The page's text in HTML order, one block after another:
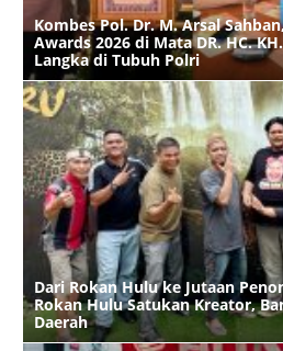
Kombes Pol. Dr. M. Arsal
Awards 2026 di Mata DR. HC.
Langka di Tubuh Polri
Dari Rokan Hulu ke Jutaan
Rokan Hulu Satukan Kreator,
Daerah